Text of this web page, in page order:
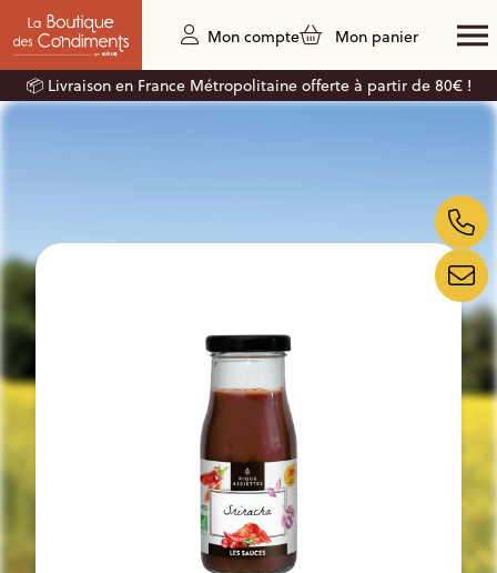
Mon compte Mon panier
📦 Livraison en France Métropolitaine offerte à partir de 80€ !